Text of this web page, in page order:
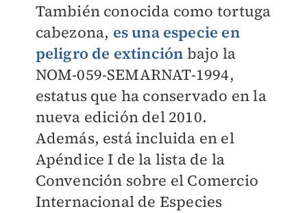
También conocida como tortuga
cabezona, es una especie en
peligro de extinción bajo la
NOM-059-SEMARNAT-1994,
estatus que ha conservado en la
nueva edición del 2010.
Además, está incluida en el
Apéndice I de la lista de la
Convención sobre el Comercio
Internacional de Especies